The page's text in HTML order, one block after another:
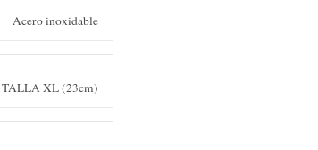
Acero inoxidable
TALLA XL (23cm)